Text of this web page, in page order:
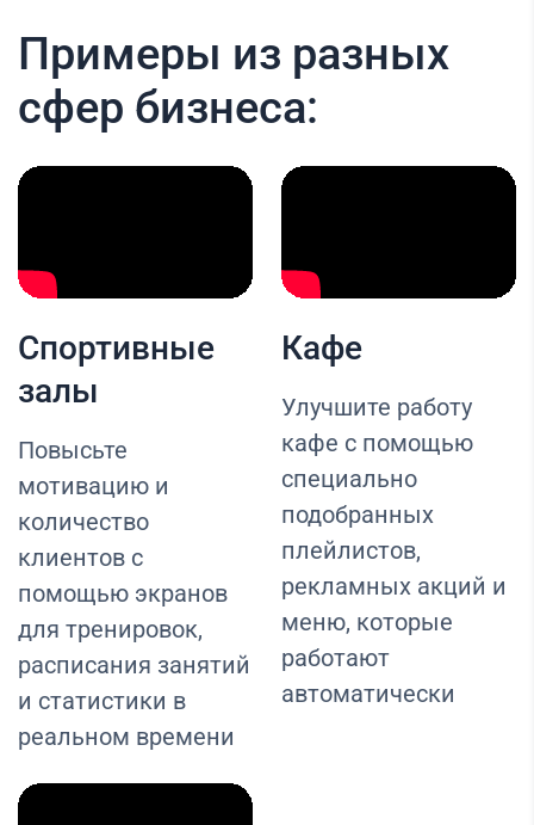
Примеры из разных
сфер бизнеса:
Спортивные
залы
Повысьте
мотивацию и
количество
клиентов с
помощью экранов
для тренировок,
расписания занятий
и статистики в
реальном времени
Кафе
Улучшите работу
кафе с помощью
специально
подобранных
плейлистов,
рекламных акций и
меню, которые
работают
автоматически